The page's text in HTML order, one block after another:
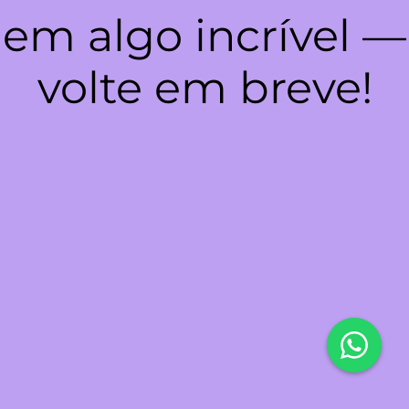
em algo incrível —
volte em breve!